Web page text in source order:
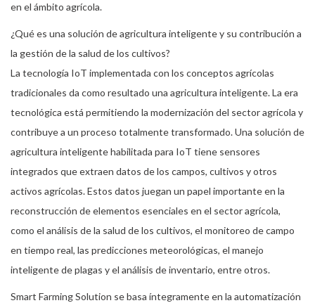
en el ámbito agrícola.
¿Qué es una solución de agricultura inteligente y su contribución a
la gestión de la salud de los cultivos?
La tecnología IoT implementada con los conceptos agrícolas
tradicionales da como resultado una agricultura inteligente. La era
tecnológica está permitiendo la modernización del sector agrícola y
contribuye a un proceso totalmente transformado. Una solución de
agricultura inteligente habilitada para IoT tiene sensores
integrados que extraen datos de los campos, cultivos y otros
activos agrícolas. Estos datos juegan un papel importante en la
reconstrucción de elementos esenciales en el sector agrícola,
como el análisis de la salud de los cultivos, el monitoreo de campo
en tiempo real, las predicciones meteorológicas, el manejo
inteligente de plagas y el análisis de inventario, entre otros.
Smart Farming Solution se basa íntegramente en la automatización